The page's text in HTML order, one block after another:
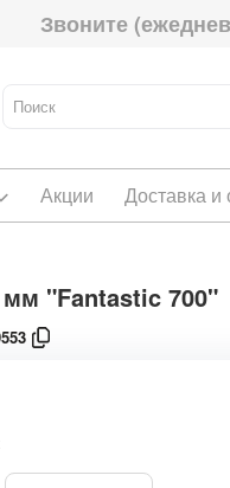
Звоните
Акции Доставка и
"Fantastic 700"